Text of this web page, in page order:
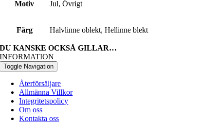
Motiv Jul, Övrigt
Färg Halvlinne oblekt, Hellinne blekt
DU KANSKE OCKSÅ GILLAR…
INFORMATION
Toggle Navigation
Återförsäljare
Allmänna Villkor
Integritetspolicy
Om oss
Kontakta oss